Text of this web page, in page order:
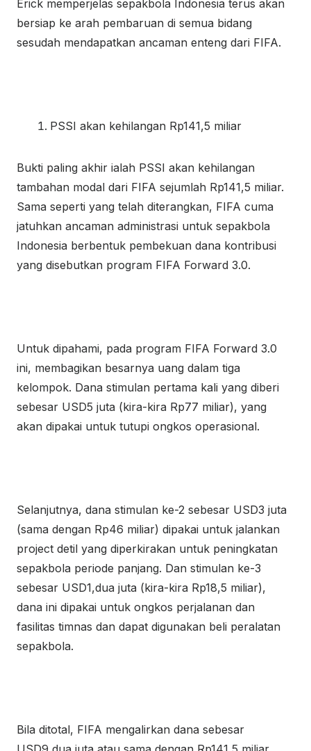
Erick memperjelas sepakbola Indonesia terus akan
bersiap ke arah pembaruan di semua bidang
sesudah mendapatkan ancaman enteng dari FIFA.
PSSI akan kehilangan Rp141,5 miliar
Bukti paling akhir ialah PSSI akan kehilangan
tambahan modal dari FIFA sejumlah Rp141,5 miliar.
Sama seperti yang telah diterangkan, FIFA cuma
jatuhkan ancaman administrasi untuk sepakbola
Indonesia berbentuk pembekuan dana kontribusi
yang disebutkan program FIFA Forward 3.0.
Untuk dipahami, pada program FIFA Forward 3.0
ini, membagikan besarnya uang dalam tiga
kelompok. Dana stimulan pertama kali yang diberi
sebesar USD5 juta (kira-kira Rp77 miliar), yang
akan dipakai untuk tutupi ongkos operasional.
Selanjutnya, dana stimulan ke-2 sebesar USD3 juta
(sama dengan Rp46 miliar) dipakai untuk jalankan
project detil yang diperkirakan untuk peningkatan
sepakbola periode panjang. Dan stimulan ke-3
sebesar USD1,dua juta (kira-kira Rp18,5 miliar),
dana ini dipakai untuk ongkos perjalanan dan
fasilitas timnas dan dapat digunakan beli peralatan
sepakbola.
Bila ditotal, FIFA mengalirkan dana sebesar